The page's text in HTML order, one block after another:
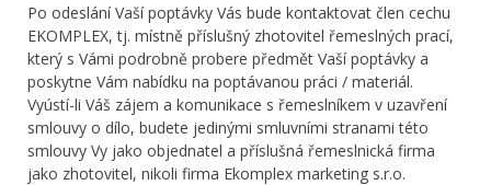
Po odeslání Vaší poptávky Vás bude kontaktovat člen cechu
EKOMPLEX, tj. místně příslušný zhotovitel řemeslných prací,
který s Vámi podrobně probere předmět Vaší poptávky a
poskytne Vám nabídku na poptávanou práci / materiál.
Vyústí-li Váš zájem a komunikace s řemeslníkem v uzavření
smlouvy o dílo, budete jedinými smluvními stranami této
smlouvy Vy jako objednatel a příslušná řemeslnická firma
jako zhotovitel, nikoli firma Ekomplex marketing s.r.o.